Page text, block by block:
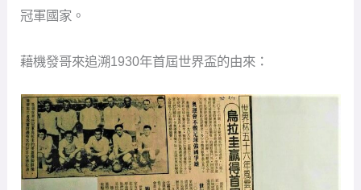
冠軍國家。
藉機發哥來追溯1930年首屆世界盃的由來：